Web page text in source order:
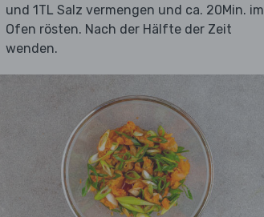
und 1TL Salz vermengen und ca. 20Min. im
Ofen rösten. Nach der Hälfte der Zeit
wenden.